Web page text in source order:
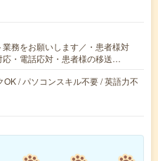
務をお願いします／・患者様対
応・電話応対・患者様の移送…
/ パソコンスキル不要 / 英語力不